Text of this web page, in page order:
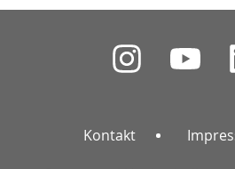
Kontakt